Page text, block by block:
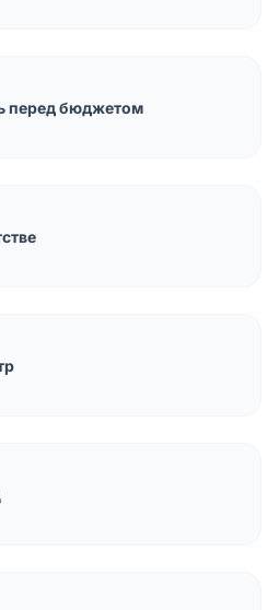
перед бюджетом